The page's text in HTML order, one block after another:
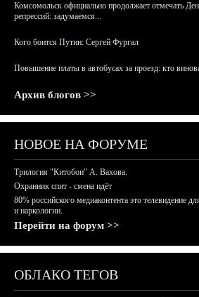
Комсомольск официально продолжает отмечать
репрессий: задумаемся...
Кого боится Путин: Сергей Фургал
Повышение платы в автобусах за проезд: кто
Архив блогов >>
НОВОЕ НА ФОРУМЕ
Трилогия "Китобои" А. Вахова.
Охранник спит - смена идёт
80% российского медиаконтента это телевидение
и наркологии.
Перейти на форум >>
ОБЛАКО ТЕГОВ